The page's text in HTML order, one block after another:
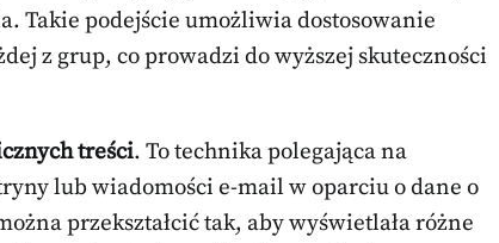
Takie podejście umożliwia dostosowanie
z grup, co prowadzi do wyższej skuteczności
treści. To technika polegająca na
lub wiadomości e-mail w oparciu o dane o
przekształcić tak, aby wyświetlała różne